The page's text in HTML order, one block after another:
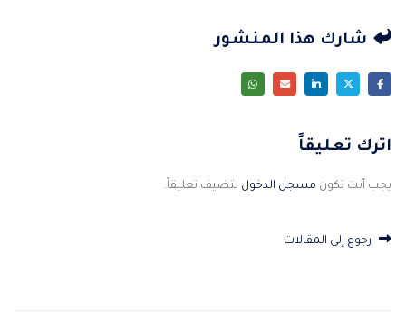
شارك هذا المنشور
اترك تعليقاً
يجب أنت تكون مسجل الدخول لتضيف تعليقاً.
رجوع إلى المقالات